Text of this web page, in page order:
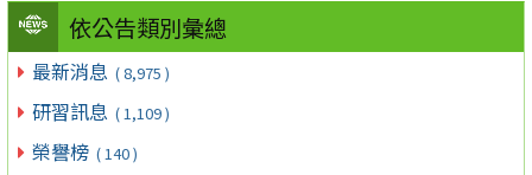
依公告類別彙總
最新消息 ( 8,975 )
研習訊息 ( 1,109 )
榮譽榜 ( 140 )